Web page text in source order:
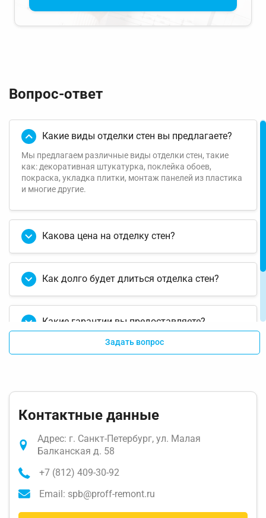
Вопрос-ответ
Какие виды отделки стен вы предлагаете?
Мы предлагаем различные виды отделки стен, такие
как: декоративная штукатурка, поклейка обоев,
покраска, укладка плитки, монтаж панелей из пластика
и многие другие.
Какова цена на отделку стен?
Как долго будет длиться отделка стен?
Какие гарантии вы предоставляете?
Задать вопрос
Контактные данные
Адрес: г. Санкт-Петербург, ул. Малая
Балканская д. 58
+7 (812) 409-30-92
Email: spb@proff-remont.ru